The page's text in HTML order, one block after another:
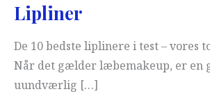
Lipliner
De 10 bedste liplinere i test – vores
Når det gælder læbemakeup, er en
uundværlig […]